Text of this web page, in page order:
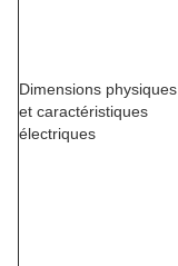
Dimensions physiques
et caractéristiques
électriques